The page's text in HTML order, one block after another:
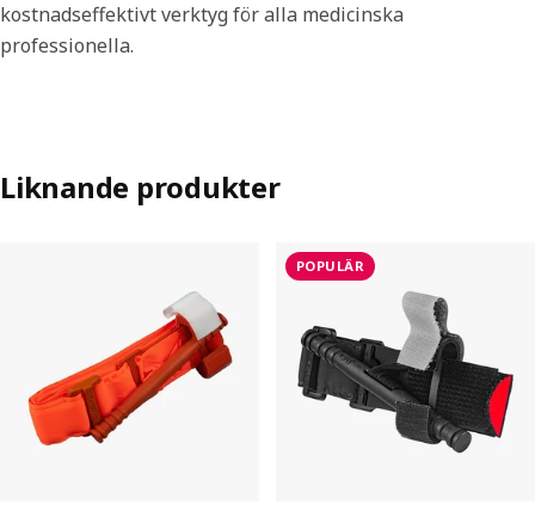
kostnadseffektivt verktyg för alla medicinska
professionella.
Liknande produkter
POPULÄR